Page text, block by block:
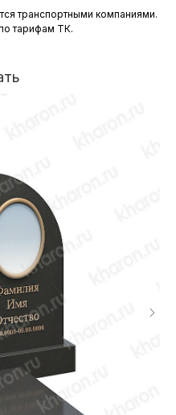
транспортными компаниями.
тарифам ТК.